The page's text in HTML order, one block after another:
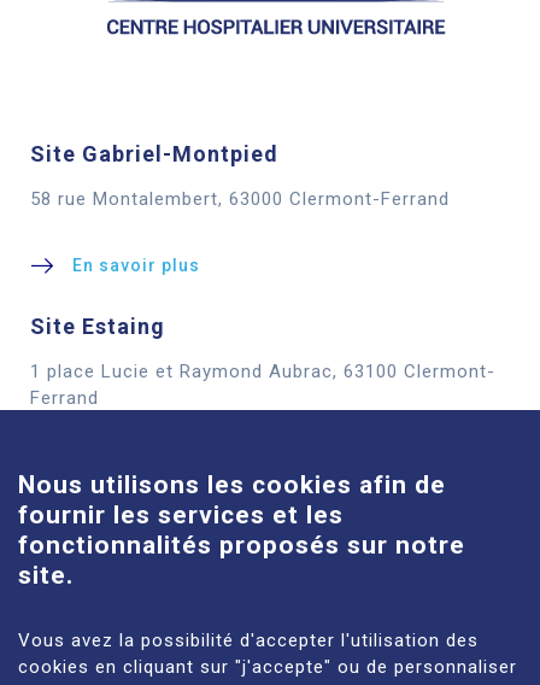
Site Gabriel-Montpied
58 rue Montalembert, 63000 Clermont-Ferrand
En savoir plus
Site Estaing
1 place Lucie et Raymond Aubrac, 63100 Clermont-
Ferrand
Site Louise-Michel
61 route de Châteaugay, 63118 Cébazat
En savoir plus
Nous utilisons les cookies afin de
fournir les services et les
fonctionnalités proposés sur notre
site.
Vous avez la possibilité d'accepter l'utilisation des
cookies en cliquant sur "j'accepte" ou de personnaliser